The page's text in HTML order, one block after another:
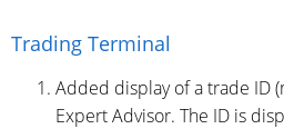
Trading Terminal
Added display of a trade ID
Expert Advisor. The ID is